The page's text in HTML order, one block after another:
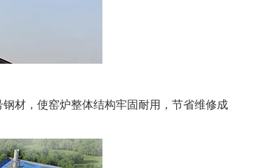
材，使窑炉整体结构牢固耐用，节省维修成